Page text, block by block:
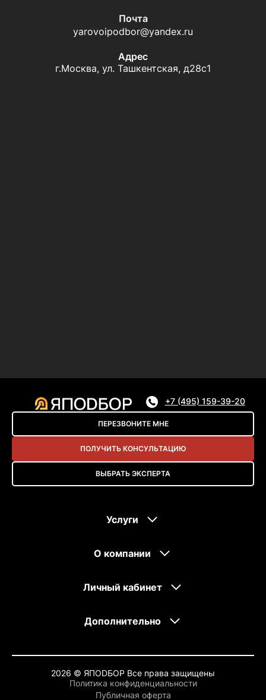
Почта
yarovoipodbor@yandex.ru
Адрес
г.Москва, ул. Ташкентская, д28с1
+7 (495) 159-39-20
ПЕРЕЗВОНИТЕ МНЕ
ПОЛУЧИТЬ КОНСУЛЬТАЦИЮ
ВЫБРАТЬ ЭКСПЕРТА
Услуги
О компании
Личный кабинет
Дополнительно
2026 © ЯПОDБОР Все права защищены
Политика конфиденциальности
Публичная оферта